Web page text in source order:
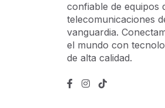
confiable de equipos
telecomunicaciones
vanguardia.
el mundo con
de alta calidad.